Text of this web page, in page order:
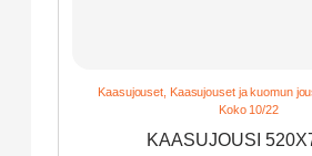
Kaasujouset Kaasujouset ja kuomun
Koko 10/22
KAASUJOUSI